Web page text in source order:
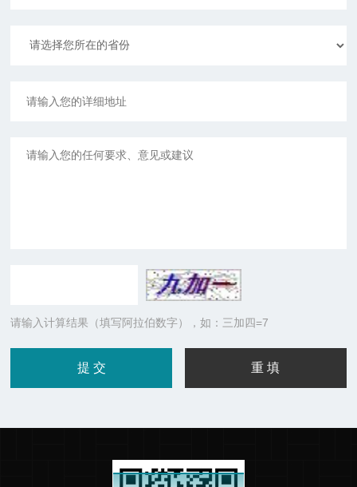
请输入计算结果（填写阿拉伯数字），如：三加四=7